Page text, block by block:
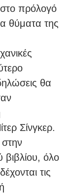
πρόλογό
θύματα της
θα
Σίνγκερ.
όλο
τις